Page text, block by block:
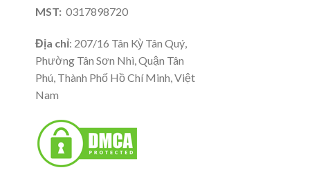
MST: 0317898720
Địa chỉ: 207/16 Tân Kỳ Tân Quý,
Phường Tân Sơn Nhì, Quận Tân
Phú, Thành Phố Hồ Chí Minh, Việt
Nam